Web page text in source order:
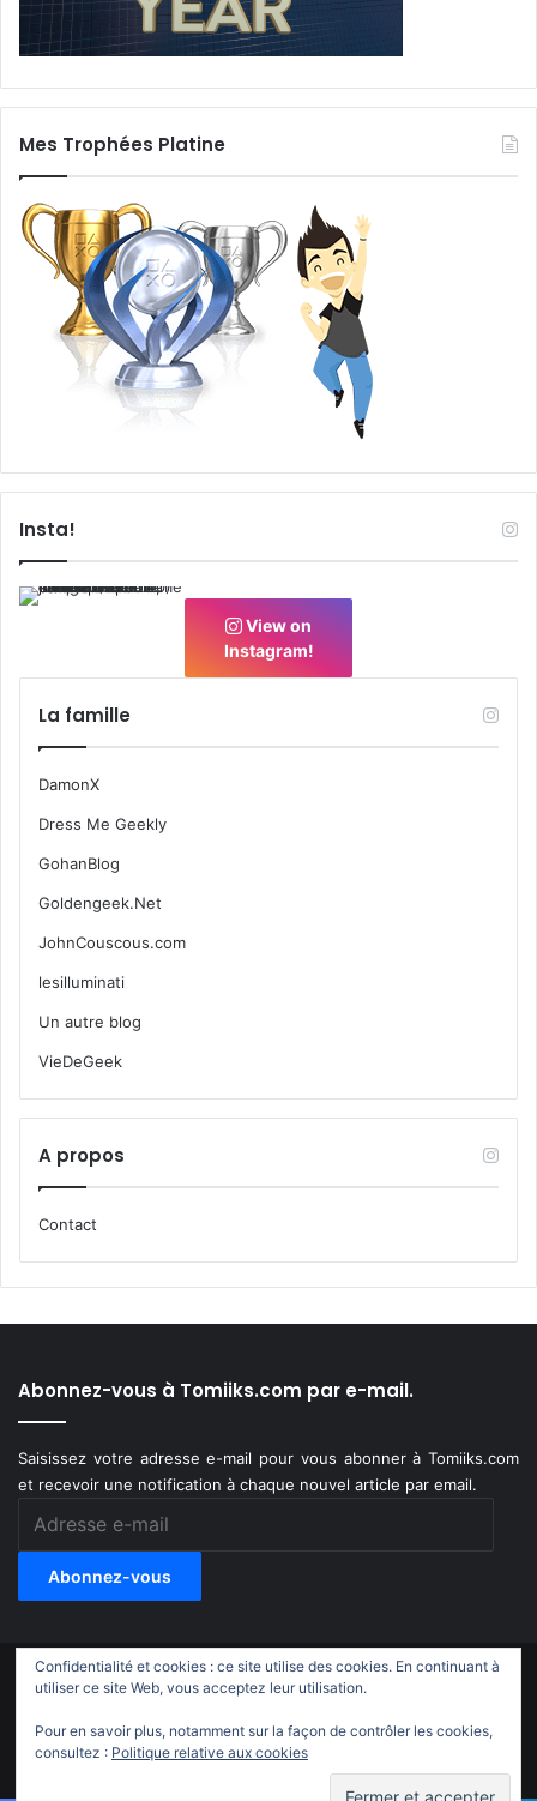
Mes Trophées Platine
Insta!
View on
Instagram!
La famille
DamonX
Dress Me Geekly
GohanBlog
Goldengeek.Net
JohnCouscous.com
lesilluminati
Un autre blog
VieDeGeek
A propos
Contact
Abonnez-vous à Tomiiks.com par e-mail.
Saisissez votre adresse e-mail pour vous abonner à Tomiiks.com
et recevoir une notification à chaque nouvel article par email.
Abonnez-vous
© Copyright 2011-2018, All Rights Reserved |
X YouTubeInstagram
TwitchTikTok
Confidentialité et cookies : ce site utilise des cookies. En continuant à
utiliser ce site Web, vous acceptez leur utilisation.
Pour en savoir plus, notamment sur la façon de contrôler les cookies,
consultez : Politique relative aux cookies